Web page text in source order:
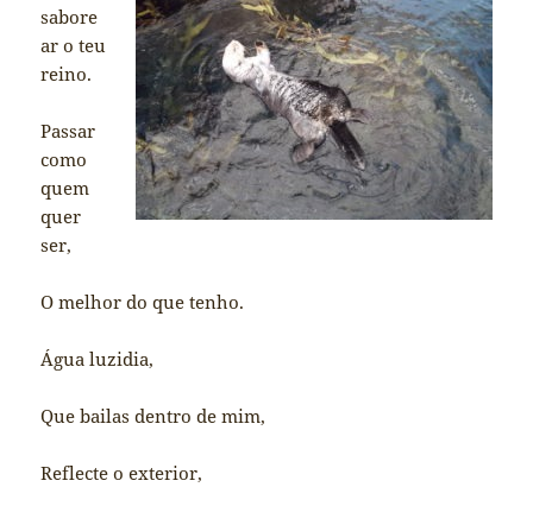
sabore
ar o teu
reino.
Passar
como
quem
quer
ser,
O melhor do que tenho.
Água luzidia,
Que bailas dentro de mim,
Reflecte o exterior,